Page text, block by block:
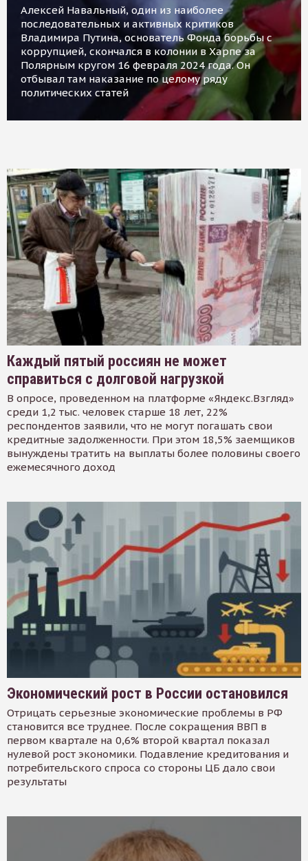
Алексей Навальный, один из наиболее
последовательных и активных критиков
Владимира Путина, основатель Фонда борьбы с
коррупцией, скончался в колонии в Харпе за
Полярным кругом 16 февраля 2024 года. Он
отбывал там наказание по целому ряду
политических статей
Каждый пятый россиян не может
справиться с долговой нагрузкой
В опросе, проведенном на платформе «Яндекс.Взгляд»
среди 1,2 тыс. человек старше 18 лет, 22%
респондентов заявили, что не могут погашать свои
кредитные задолженности. При этом 18,5% заемщиков
вынуждены тратить на выплаты более половины своего
ежемесячного доход
Экономический рост в России остановился
Отрицать серьезные экономические проблемы в РФ
становится все труднее. После сокращения ВВП в
первом квартале на 0,6% второй квартал показал
нулевой рост экономики. Подавление кредитования и
потребительского спроса со стороны ЦБ дало свои
результаты